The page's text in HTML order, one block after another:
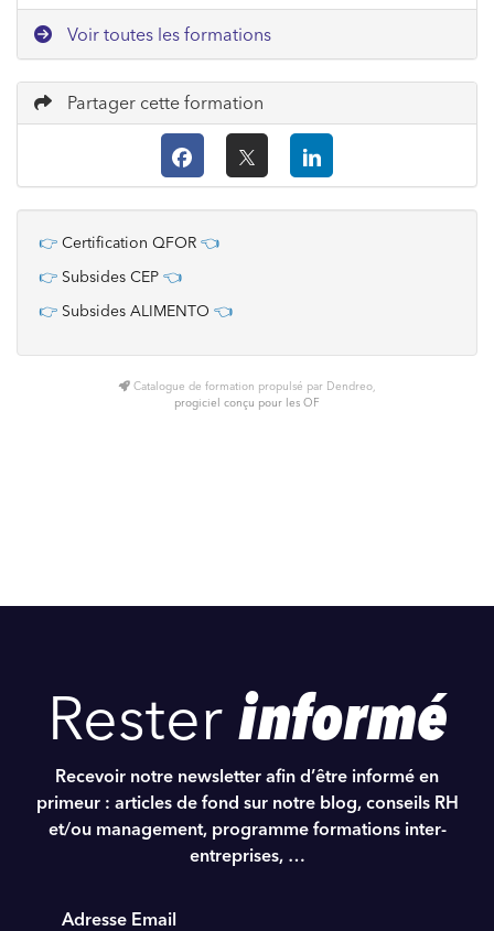
Voir toutes les formations
Partager cette formation
👉 Certification QFOR 👈
👉 Subsides CEP 👈
👉 Subsides ALIMENTO 👈
Catalogue de formation propulsé par Dendreo,
progiciel conçu pour les OF
Rester informé
Recevoir notre newsletter afin d’être informé en
primeur : articles de fond sur notre blog, conseils RH
et/ou management, programme formations inter-
entreprises, …
Adresse Email